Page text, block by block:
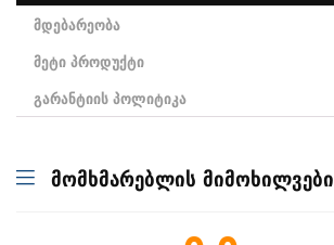
მდებარეობა
მეტი პროდუქტი
გარანტიის პოლიტიკა
მომხმარებლის მიმოხილვები